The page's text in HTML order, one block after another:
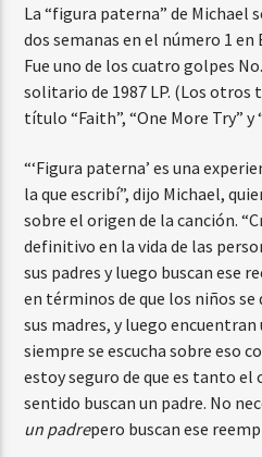
La “figura paterna” de Michael
dos semanas en el número 1
Fue uno de los cuatro golpes
solitario de 1987 LP. (Los otros
título “Faith”, “One More Try” y
“‘Figura paterna’ es una
la que escribí”, dijo Michael,
sobre el origen de la canción.
definitivo en la vida de las
sus padres y luego buscan ese
en términos de que los niños
sus madres, y luego
siempre se escucha sobre eso
estoy seguro de que es tanto el
sentido buscan un padre. No
un padrepero buscan ese